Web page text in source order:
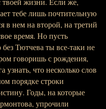
тебе лишь почтительную
в нем на второй, на третий
время. Но пусть
Тютчева ты все-таки не
говоришь с рождения,
что несколько слов
порядке строки
Годы, на которые
упрочили